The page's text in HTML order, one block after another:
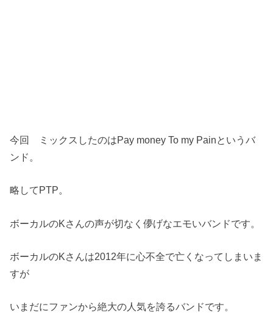
今回 ミックスしたのはPay money To my Painというバ
ンド。
略してPTP。
ボーカルのKさんの声が切なく儚げなエモいバンドです。
ボーカルのKさんは2012年に心不全で亡くなってしまいま
すが
いまだにファンから絶大の人気を誇るバンドです。